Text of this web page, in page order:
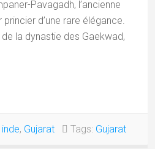
Pavagadh, l’ancienne
d’une rare élégance.
la dynastie des Gaekwad,
, Gujarat Tags: Gujarat